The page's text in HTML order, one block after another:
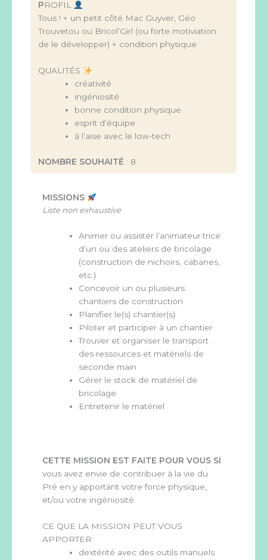
PROFIL
Tous ! + un petit côté Mac Guyver, Géo
Trouvetou ou Bricol’Girl (ou forte motiviation
de le développer) + condition physique
QUALITÉS
créativité
ingéniosité
bonne condition physique
esprit d’équipe
à l’aise avec le low-tech
NOMBRE SOUHAITÉ : 8
MISSIONS
Liste non exhaustive
Animer ou assister l’animateur·trice
d’un ou des ateliers de bricolage
(construction de nichoirs, cabanes,
etc.)
Concevoir un ou plusieurs
chantiers de construction
Planifier le(s) chantier(s)
Piloter et participer à un chantier
Trouver et organiser le transport
des ressources et matériels de
seconde main
Gérer le stock de matériel de
bricolage
Entretenir le matériel
CETTE MISSION EST FAITE POUR VOUS SI
vous avez envie de contribuer à la vie du
Pré en y apportant votre force physique,
et/ou votre ingéniosité.
CE QUE LA MISSION PEUT VOUS
APPORTER
dextérité avec des outils manuels